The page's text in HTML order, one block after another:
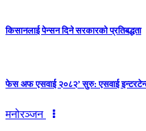
किसानलाई पेन्सन दिने सरकारको प्रतिबद्धता
फेस अफ एसवाई २०८२’ सुरु: एसवाई
मनोरञ्जन